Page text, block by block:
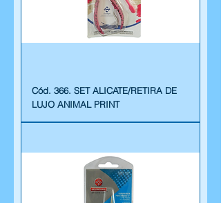
Cód. 366. SET ALICATE/RETIRA DE
LUJO ANIMAL PRINT